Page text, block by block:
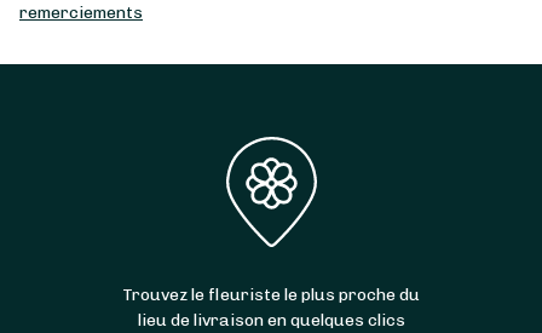
remerciements
Trouvez le fleuriste le plus proche du
lieu de livraison en quelques clics